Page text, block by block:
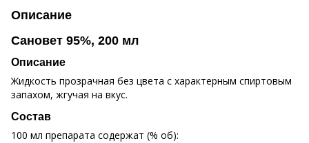
Описание
Сановет 95%, 200 мл
Описание
Жидкость прозрачная без цвета с характерным спиртовым
запахом, жгучая на вкус.
Состав
100 мл препарата содержат (% об):